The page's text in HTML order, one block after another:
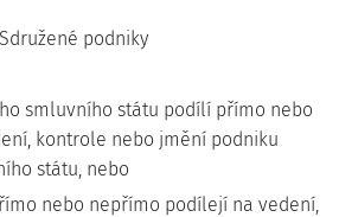
Sdružené podniky
smluvního státu podílí přímo nebo
kontrole nebo jmění podniku
státu, nebo
nebo nepřímo podílejí na vedení,